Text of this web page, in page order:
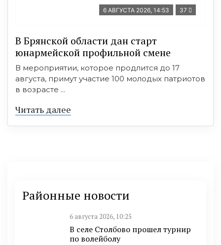
6 АВГУСТА 2026, 14:53 37
В Брянской области дан старт
юнармейской профильной смене
В мероприятии, которое продлится до 17
августа, примут участие 100 молодых патриотов
в возрасте ...
Читать далее
Районные новости
6 августа 2026, 10:25
В селе Столбово прошел турнир
по волейболу